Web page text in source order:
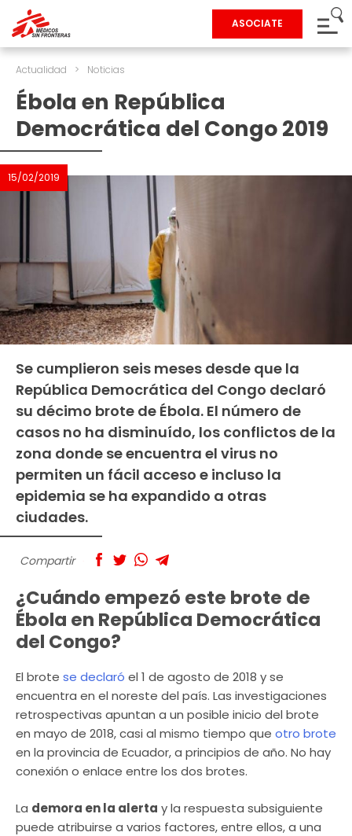
ASOCIATE
Actualidad > Noticias
Ébola en República
Democrática del Congo 2019
15/02/2019
Se cumplieron seis meses desde que la
República Democrática del Congo declaró
su décimo brote de Ébola. El número de
casos no ha disminuído, los conflictos de la
zona donde se encuentra el virus no
permiten un fácil acceso e incluso la
epidemia se ha expandido a otras
ciudades.
Compartir
¿Cuándo empezó este brote de
Ébola en República Democrática
del Congo?
El brote se declaró el 1 de agosto de 2018 y se
encuentra en el noreste del país. Las investigaciones
retrospectivas apuntan a un posible inicio del brote
en mayo de 2018, casi al mismo tiempo que otro brote
en la provincia de Ecuador, a principios de año. No hay
conexión o enlace entre los dos brotes.
La demora en la alerta y la respuesta subsiguiente
puede atribuirse a varios factores, entre ellos, a una